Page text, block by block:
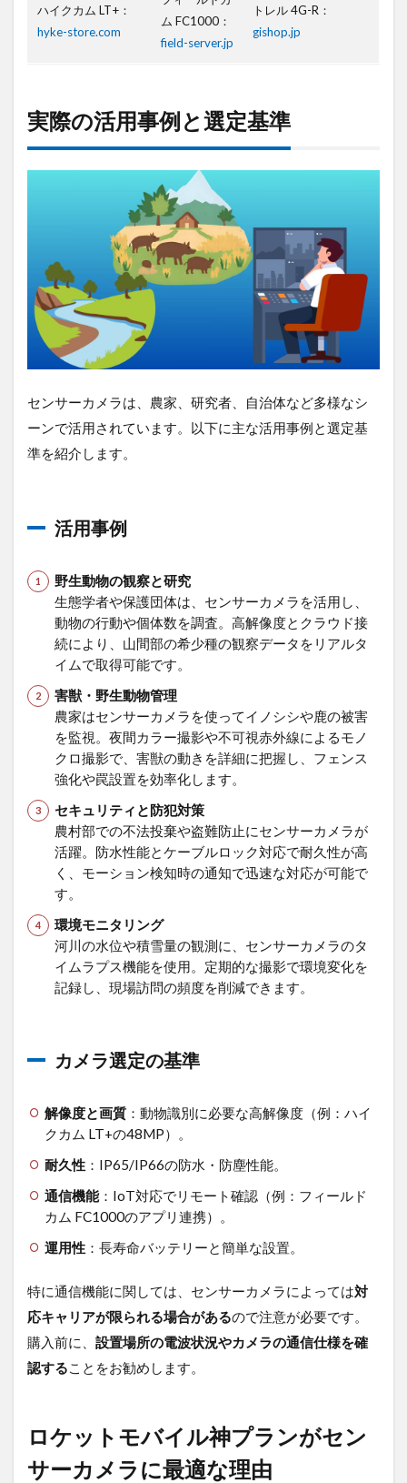
最
適
4
導
入
と効
果
4.2
神プ
ラン
選択
由
5
ま
ハイクカム LT+：
hyke-store.com
ム FC1000：
field-server.jp
トレル 4G-R：
gishop.jp
実際の活用事例と選定基準
センサーカメラは、農家、研究者、自治体など多様なシ
ーンで活用されています。以下に主な活用事例と選定基
準を紹介します。
活用事例
野生動物の観察と研究
生態学者や保護団体は、センサーカメラを活用し、
動物の行動や個体数を調査。高解像度とクラウド接
続により、山間部の希少種の観察データをリアルタ
イムで取得可能です。
害獣・野生動物管理
農家はセンサーカメラを使ってイノシシや鹿の被害
を監視。夜間カラー撮影や不可視赤外線によるモノ
クロ撮影で、害獣の動きを詳細に把握し、フェンス
強化や罠設置を効率化します。
セキュリティと防犯対策
農村部での不法投棄や盗難防止にセンサーカメラが
活躍。防水性能とケーブルロック対応で耐久性が高
く、モーション検知時の通知で迅速な対応が可能で
す。
環境モニタリング
河川の水位や積雪量の観測に、センサーカメラのタ
イムラプス機能を使用。定期的な撮影で環境変化を
記録し、現場訪問の頻度を削減できます。
カメラ選定の基準
解像度と画質：動物識別に必要な高解像度（例：ハイ
クカム LT+の48MP）。
耐久性：IP65/IP66の防水・防塵性能。
通信機能：IoT対応でリモート確認（例：フィールド
カム FC1000のアプリ連携）。
運用性：長寿命バッテリーと簡単な設置。
特に通信機能に関しては、センサーカメラによっては対
応キャリアが限られる場合があるので注意が必要です。
購入前に、 設置場所の電波状況やカメラの通信仕様を確
認することをお勧めします。
ロケットモバイル神プランがセン
サーカメラに最適な理由